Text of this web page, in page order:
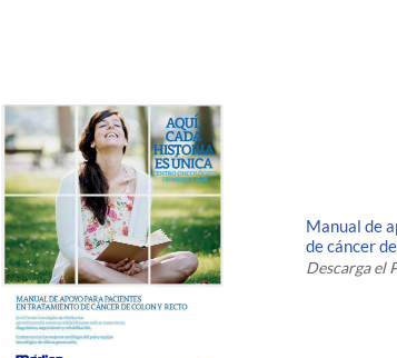
Manual de
de cáncer
Descarga el